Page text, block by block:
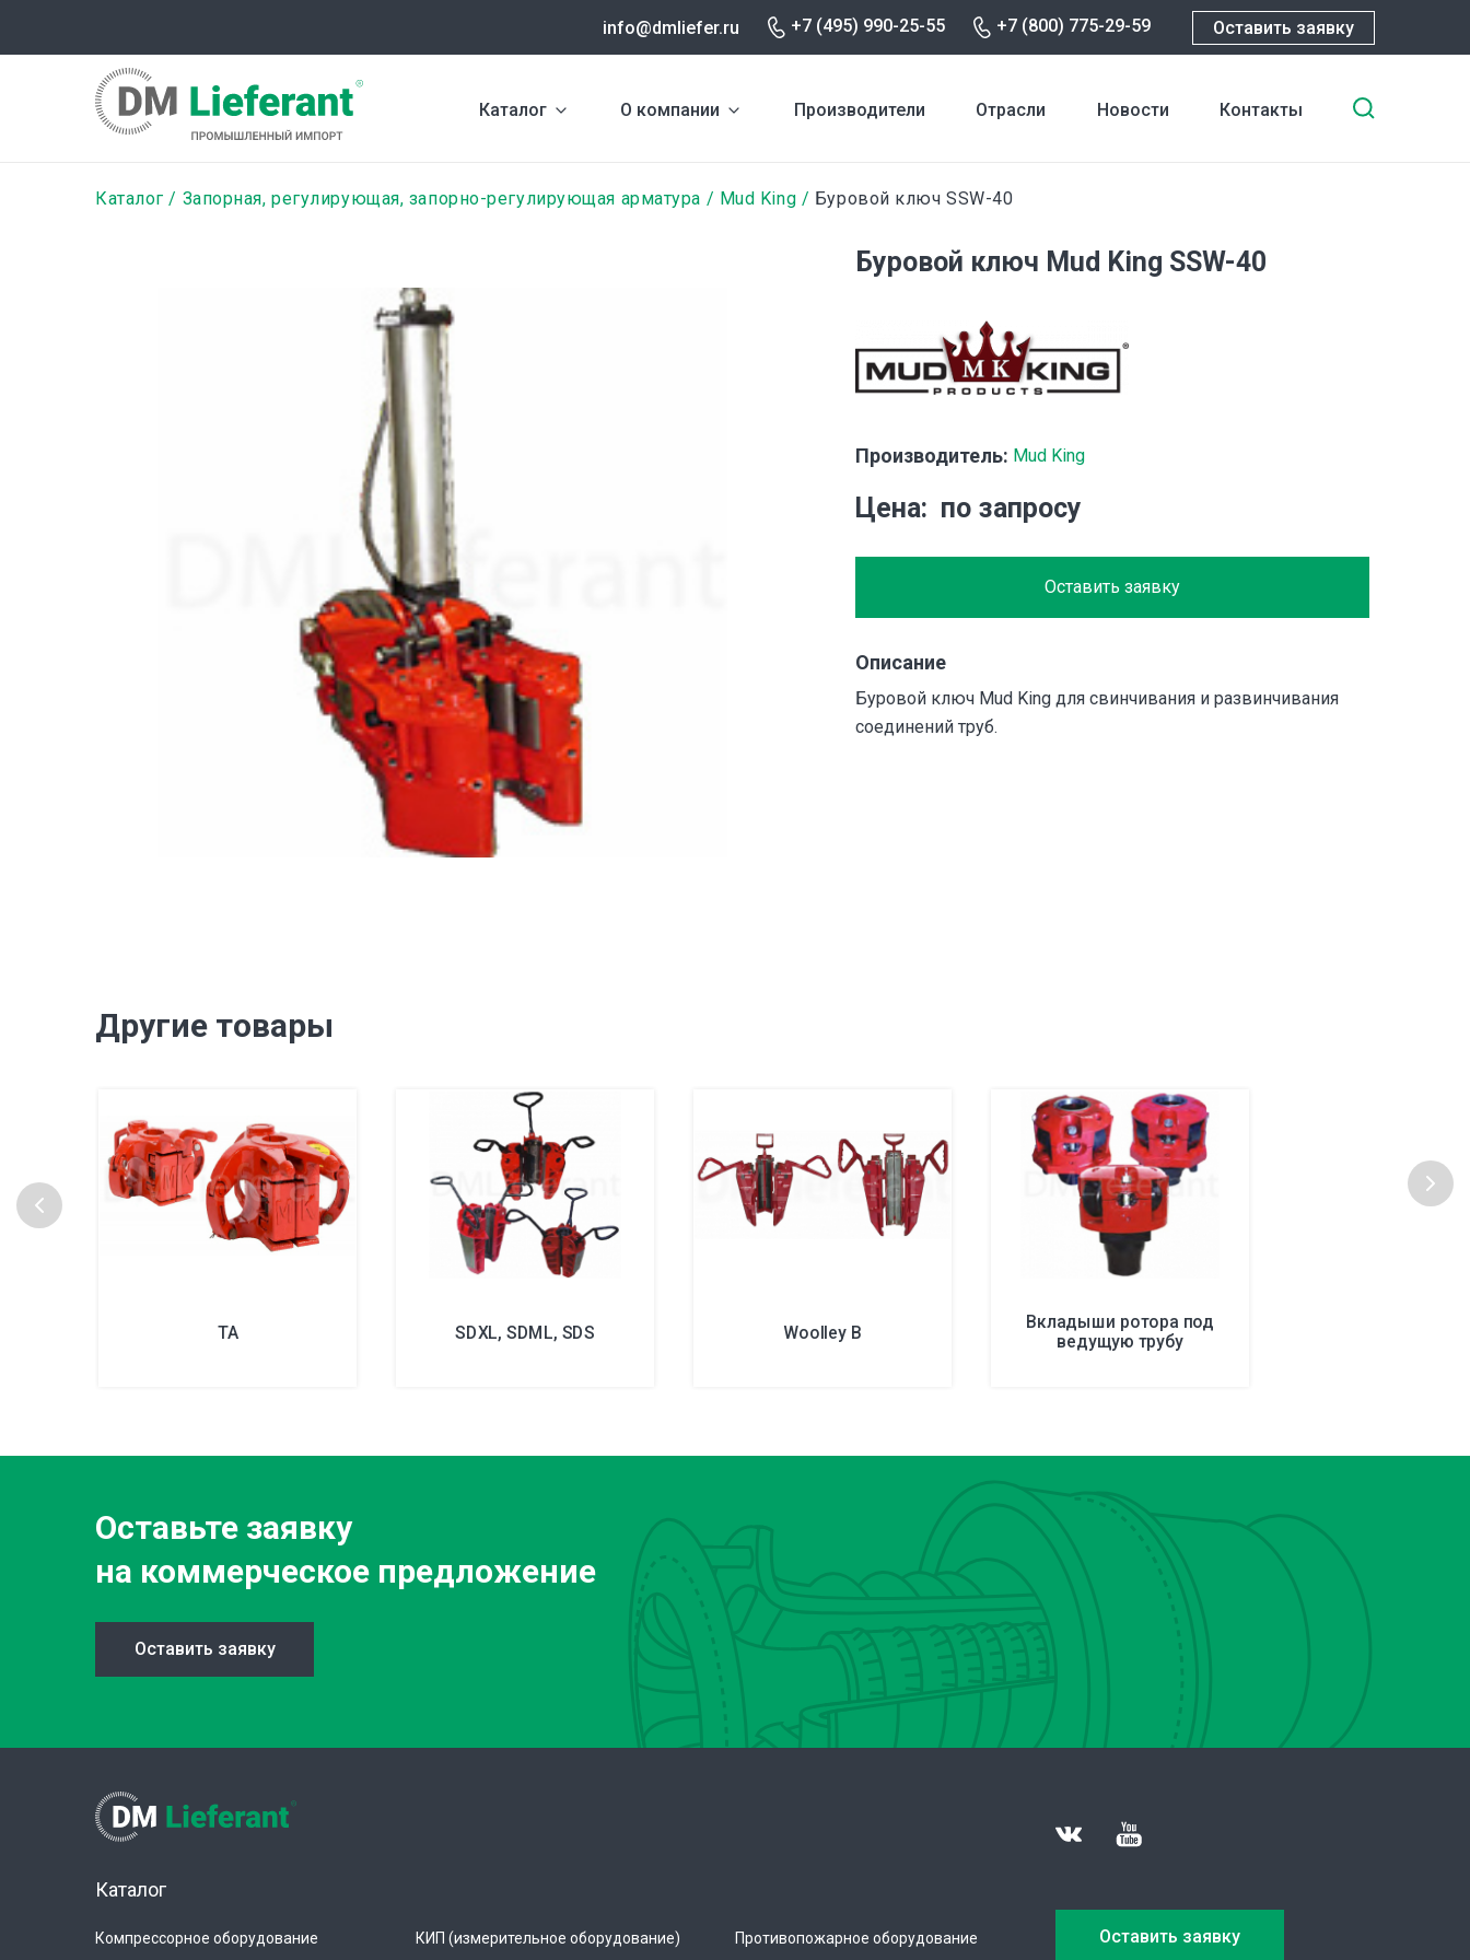
содержанию
info@dmliefer.ru +7 (495) 990-25-55 +7 (800) 775-29-59 Оставить заявку
Каталог О компании Производители Отрасли Новости Контакты
Строка
Каталог Запорная, регулирующая, запорно-регулирующая арматура Mud King Буровой ключ SSW-40
Буровой ключ Mud King SSW-40
Производитель: Mud King
Цена по запросу
Оставить заявку
Описание
Буровой ключ Mud King для свинчивания и развинчивания
соединений труб.
Другие товары
TA SDXL, SDML, SDS Woolley B Вкладыши ротора под
ведущую трубу
Оставьте заявку
на коммерческое предложение
Оставить заявку
Каталог
Компрессорное оборудование
КИП (измерительное оборудование)
Противопожарное оборудование
Оставить заявку